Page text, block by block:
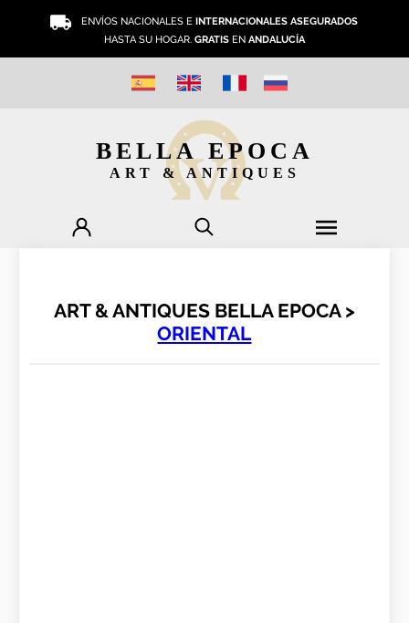
ENVÍOS NACIONALES EINTERNACIONALES ASEGURADOS
HASTA SU HOGAR. GRATISEN ANDALUCÍA
BELLA EPOCA
ART & ANTIQUES
ART & ANTIQUES BELLA EPOCA >
ORIENTAL